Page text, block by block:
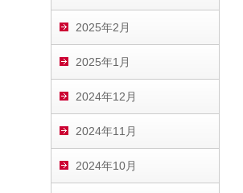
2025年2月
2025年1月
2024年12月
2024年11月
2024年10月